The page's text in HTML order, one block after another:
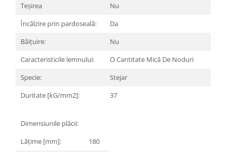
Oglinzi baie, oglinzi cosmetice si
corpuri de iluminat
Savoniere
Suport periute dinti
Suport hartie igienica
Cuiere si suporti prosop
Teşirea
Nu
Încălzire prin pardoseală:
Da
Băițuire:
Nu
Caracteristicile lemnului:
O Cantitate Mică De Noduri
Specie:
Stejar
Duritate [kG/mm2]:
37
Dimensiunile plăcii:
Lățime [mm]:
180